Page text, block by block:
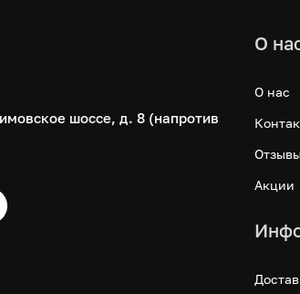
шоссе, д. 8 (напротив
О
О нас
Отзывы
Акции